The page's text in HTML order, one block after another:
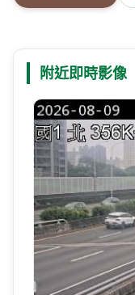
附近即時影像